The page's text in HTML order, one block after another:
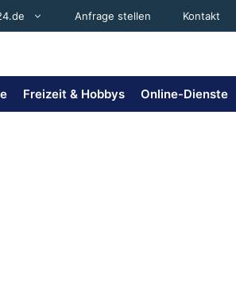
Anfrage stellen Kontakt
Freizeit & Hobbys Online-Dienste